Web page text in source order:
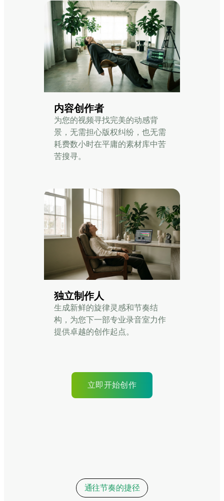
内容创作者
为您的视频寻找完美的动感背
景，无需担心版权纠纷，也无需
耗费数小时在平庸的素材库中苦
苦搜寻。
独立制作人
生成新鲜的旋律灵感和节奏结
构，为您下一部专业录音室力作
提供卓越的创作起点。
立即开始创作
通往节奏的捷径